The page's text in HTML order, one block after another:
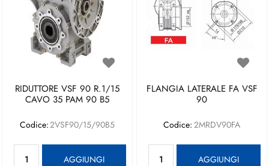
RIDUTTORE VSF 90 R.1/15
CAVO 35 PAM 90 B5
Codice:2VSF90/15/90B5
AGGIUNGI
FLANGIA LATERALE FA VSF
90
Codice: 2MRDV90FA
AGGIUNGI